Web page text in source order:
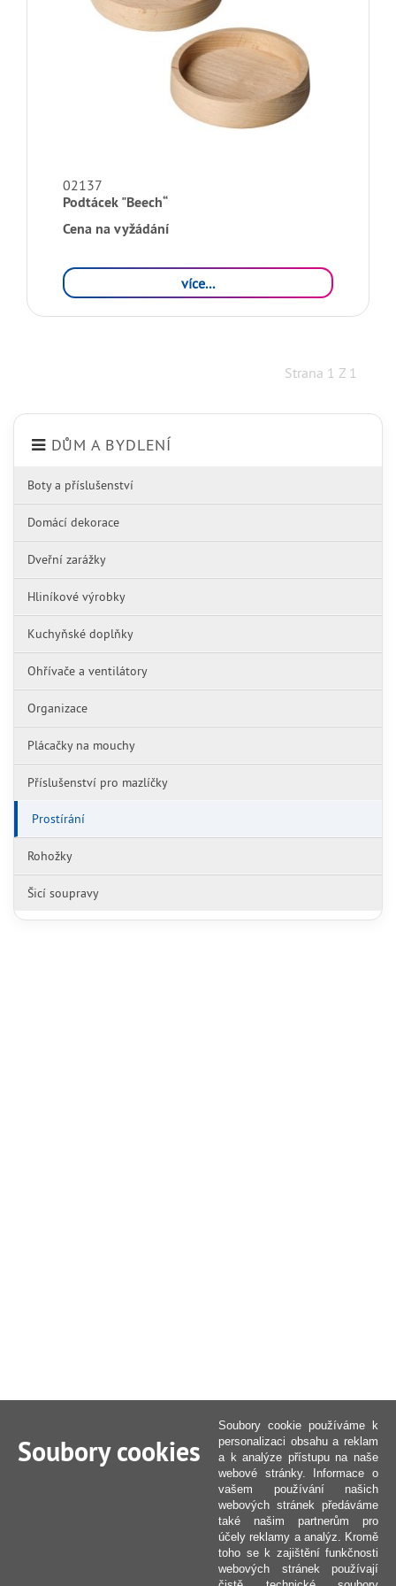
02137
Podtácek "Beech“
Cena na vyžádání
více...
Strana 1 Z 1
DŮM A BYDLENÍ
Boty a příslušenství
Domácí dekorace
Dveřní zarážky
Hliníkové výrobky
Kuchyňské doplňky
Ohřívače a ventilátory
Organizace
Plácačky na mouchy
Příslušenství pro mazlíčky
Prostírání
Rohožky
Šicí soupravy
Soubory cookies
Soubory cookie používáme k
personalizaci obsahu a reklam
a k analýze přístupu na naše
webové stránky. Informace o
vašem používání našich
webových stránek předáváme
také našim partnerům pro
účely reklamy a analýz. Kromě
toho se k zajištění funkčnosti
webových stránek používají